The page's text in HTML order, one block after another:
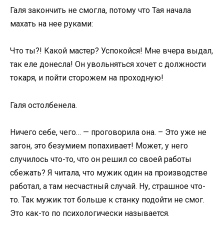
Галя закончить не смогла, потому что Тая начала
махать на нее руками:
Что ты?! Какой мастер? Успокойся! Мне вчера выдал,
так еле донесла! Он увольняться хочет с должности
токаря, и пойти сторожем на проходную!
Галя остолбенела.
Ничего себе, чего… — проговорила она. – Это уже не
загон, это безумием попахивает! Может, у него
случилось что-то, что он решил со своей работы
сбежать? Я читала, что мужик один на производстве
работал, а там несчастный случай. Ну, страшное что-
то. Так мужик тот больше к станку подойти не смог.
Это как-то по психологически называется.